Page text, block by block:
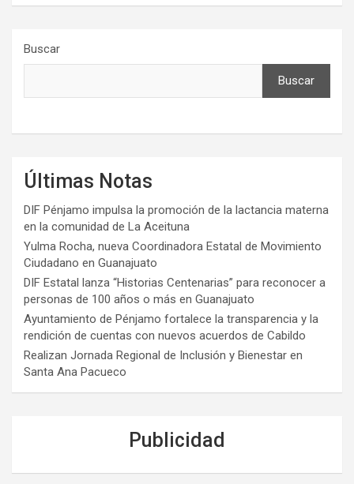
Buscar
Buscar
Últimas Notas
DIF Pénjamo impulsa la promoción de la lactancia materna
en la comunidad de La Aceituna
Yulma Rocha, nueva Coordinadora Estatal de Movimiento
Ciudadano en Guanajuato
DIF Estatal lanza “Historias Centenarias” para reconocer a
personas de 100 años o más en Guanajuato
Ayuntamiento de Pénjamo fortalece la transparencia y la
rendición de cuentas con nuevos acuerdos de Cabildo
Realizan Jornada Regional de Inclusión y Bienestar en
Santa Ana Pacueco
Publicidad